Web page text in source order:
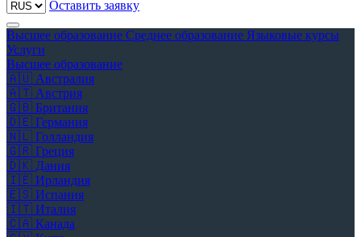
Оставить заявку
Высшее образование Среднее образование Языковые курсы
Услуги
Высшее образование
🇦🇺 Австралия
🇦🇹 Австрия
🇬🇧 Британия
🇩🇪 Германия
🇳🇱 Голландия
🇬🇷 Греция
🇩🇰 Дания
🇮🇪 Ирландия
🇪🇸 Испания
🇮🇹 Италия
🇨🇦 Канада